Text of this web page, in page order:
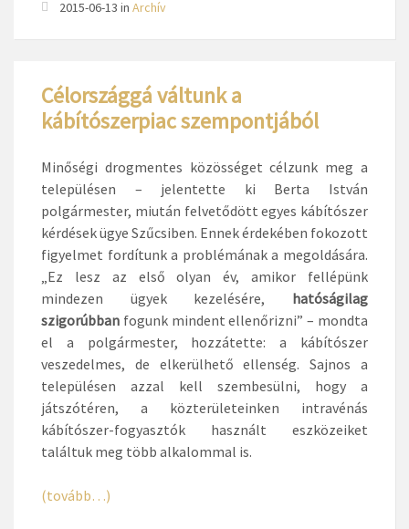
2015-06-13 in Archív
Célországgá váltunk a
kábítószerpiac szempontjából
Minőségi drogmentes közösséget célzunk meg a
településen – jelentette ki Berta István
polgármester, miután felvetődött egyes kábítószer
kérdések ügye Szűcsiben. Ennek érdekében fokozott
figyelmet fordítunk a problémának a megoldására.
„Ez lesz az első olyan év, amikor fellépünk
mindezen ügyek kezelésére, hatóságilag
szigorúbban fogunk mindent ellenőrizni” – mondta
el a polgármester, hozzátette: a kábítószer
veszedelmes, de elkerülhető ellenség. Sajnos a
településen azzal kell szembesülni, hogy a
játszótéren, a közterületeinken intravénás
kábítószer-fogyasztók használt eszközeiket
találtuk meg több alkalommal is.
(tovább…)